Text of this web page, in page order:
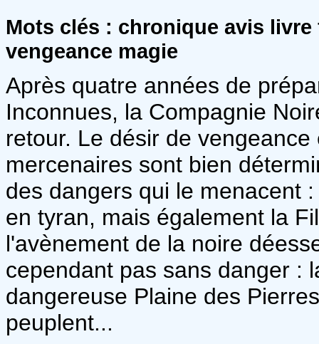
Mots clés : chronique avis
vengeance magie
Après quatre années de
Inconnues, la Compagnie
retour. Le désir de
mercenaires sont bien
des dangers qui le menacent
en tyran, mais également la
l'avènement de la noire
cependant pas sans danger :
dangereuse Plaine des
peuplent...